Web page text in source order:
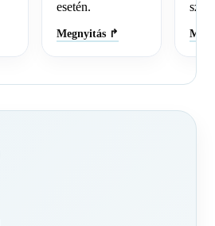
esetén.
Megnyitás ↱